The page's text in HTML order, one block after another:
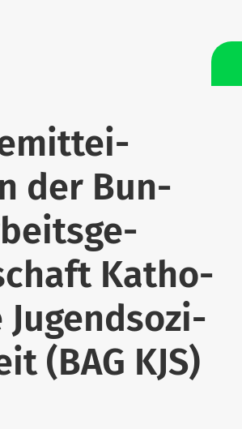
der Bun­
Katho­
Jugend­so­zi­
(BAG KJS)